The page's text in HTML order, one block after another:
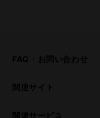
FAQ・お問い合わせ
関連サイト
関連サービス